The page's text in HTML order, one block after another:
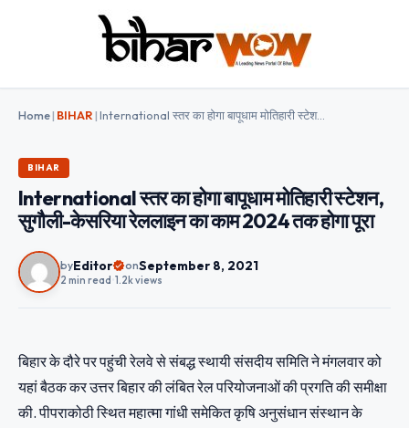
Home| BIHAR| International स्तर का होगा बापूधाम मोतिहारी स्टेशन, सुगौली-केसरिया रेललाइन का काम 2024 तक होगा पूरा
BIHAR
International स्तर का होगा बापूधाम मोतिहारी स्टेशन,
सुगौली-केसरिया रेललाइन का काम 2024 तक होगा पूरा
byEditor onSeptember 8, 2021
2 min read 1.2k views
बिहार के दौरे पर पहुंची रेलवे से संबद्ध स्थायी संसदीय समिति ने मंगलवार को
यहां बैठक कर उत्तर बिहार की लंबित रेल परियोजनाओं की प्रगति की समीक्षा
की. पीपराकोठी स्थित महात्मा गांधी समेकित कृषि अनुसंधान संस्थान के